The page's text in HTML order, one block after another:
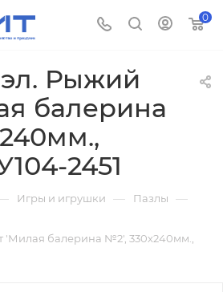
0
эл. Рыжий
балерина
2451
Игры и игрушки — Пазлы —
'Милая балерина №2', 330х240мм.,